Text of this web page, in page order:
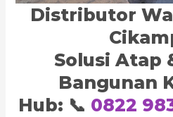
Distributor
Solusi Atap
Bangunan
Hub: 📞 0822